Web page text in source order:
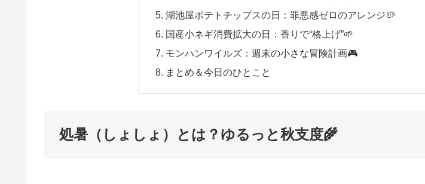
湖池屋ポテトチップスの日：罪悪感ゼロのアレンジ🥔
国産小ネギ消費拡大の日：香りで“格上げ”🌱
モンハンワイルズ：週末の小さな冒険計画🎮
まとめ＆今日のひとこと
処暑（しょしょ）とは？ゆるっと秋支度🌾